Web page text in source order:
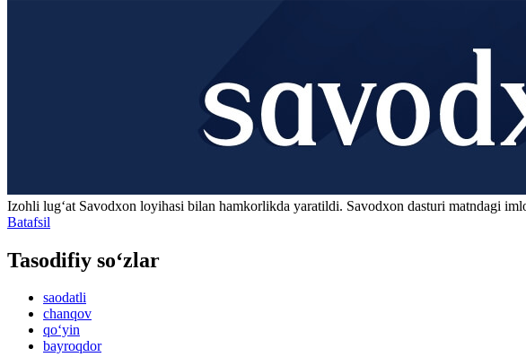
Izohli lugʻat Savodxon loyihasi bilan hamkorlikda yaratildi. Savodxon dasturi matndagi
Batafsil
Tasodifiy so‘zlar
saodatli
chanqov
qo‘yin
bayroqdor